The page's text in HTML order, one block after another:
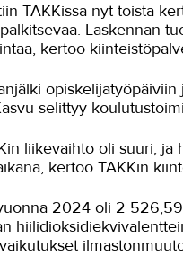
TAKKissa nyt toista
Laskennan
kertoo
selittyy
liikevaihto oli suuri,
kertoo TAKKin
2024 oli 2